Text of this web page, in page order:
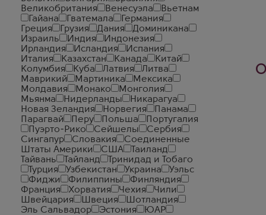
Великобритания
Венесуэла
Вьетнам
Гайана
Гватемала
Германия
Греция
Грузия Дания
Доминикана
Израиль
Индия
Индонезия
Ирландия
Исландия
Испания
Италия
Казахстан Канада
Китай
Колумбия
Куба Латвия
Литва
Маврикий
Мартиника
Мексика
Молдавия
Монако
Монголия
Мьянма
Нидерланды
Никарагуа
Новая Зеландия
Норвегия
Панама
Парагвай
Перу Польша
Португалия
Пуэрто-Рико
Сейшелы
Сербия
Сингапур
Словакия
Соединенные
Штаты Америки
США
Таиланд
Тайвань
Тайланд
Тринидад и Тобаго
Турция
Узбекистан Украина
Уэльс
Фиджи
Филиппины
Финляндия
Франция
Хорватия Чехия
Чили
Швейцария
Швеция
Шотландия
Эль Сальвадор
Эстония
ЮАР